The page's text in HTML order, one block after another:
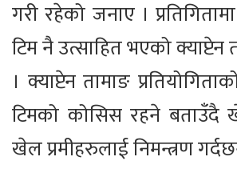
गरी रहेको जनाए ।
टिम नै उत्साहित भएको
। क्याप्टेन तामाङ
टिमको कोसिस रहने बताउँदै
खेल प्रमीहरुलाई निमन्त्रण